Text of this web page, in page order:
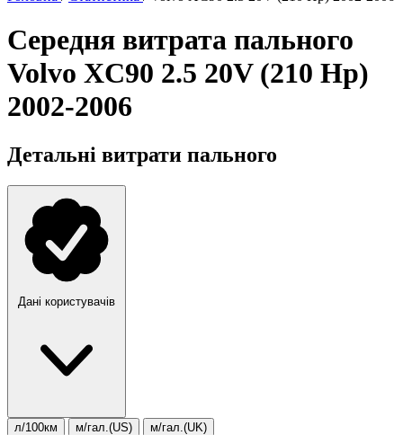
Середня витрата пального
Volvo XC90 2.5 20V (210 Hp)
2002-2006
Детальні витрати пального
Дані користувачів
л/100км м/гал.(US) м/гал.(UK)